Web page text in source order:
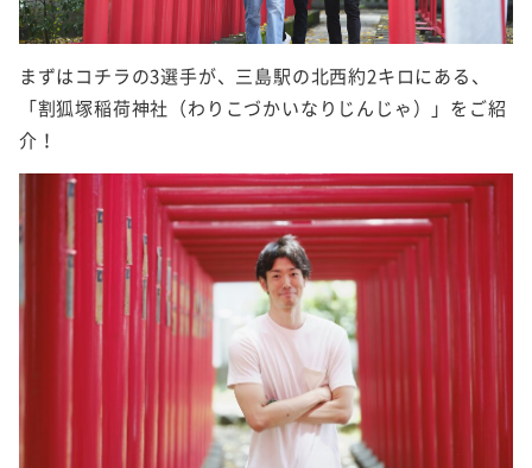
まずはコチラの3選手が、三島駅の北西約2キロにある、
「割狐塚稲荷神社（わりこづかいなりじんじゃ）」をご紹
介！